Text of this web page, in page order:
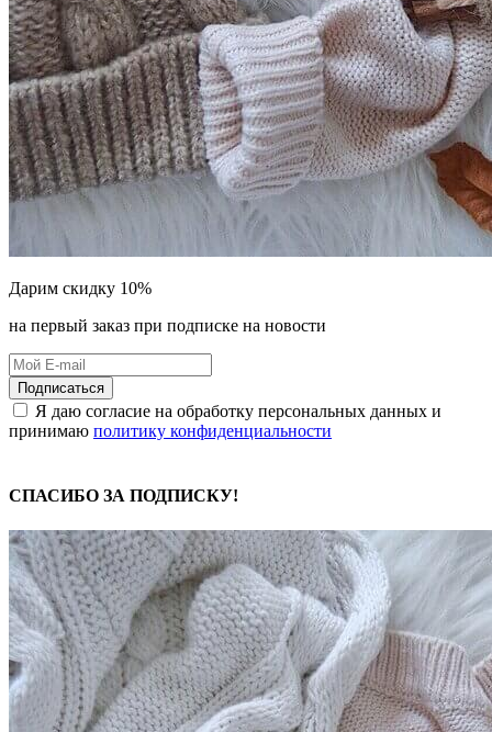
Дарим скидку 10%
на первый заказ при подписке на новости
Подписаться
Я даю согласие на обработку персональных данных и
принимаю политику конфиденциальности
СПАСИБО ЗА ПОДПИСКУ!